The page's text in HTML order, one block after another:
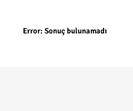
Error: Sonuç bulunamadı